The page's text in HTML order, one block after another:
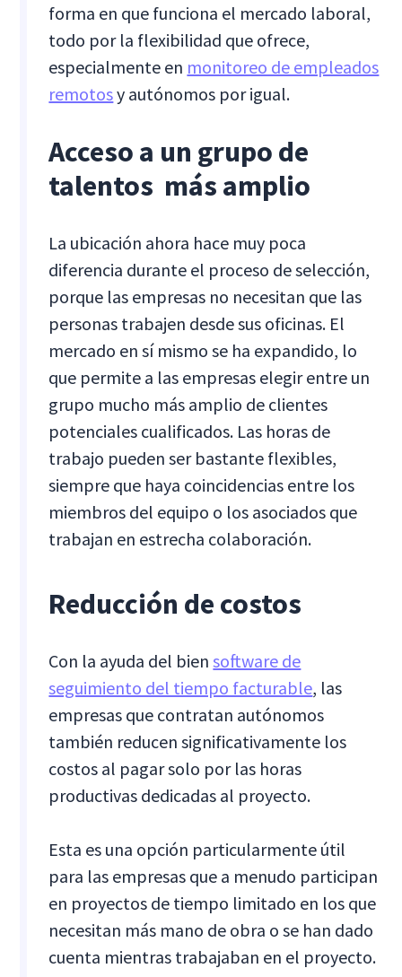
forma en que funciona el mercado laboral,
todo por la flexibilidad que ofrece,
especialmente en monitoreo de empleados
remotosy autónomos por igual.
Acceso a un grupo de
talentos ‍ más amplio
La ubicación ahora hace muy poca
diferencia durante el proceso de selección,
porque las empresas no necesitan que las
personas trabajen desde sus oficinas. El
mercado en sí mismo se ha expandido, lo
que permite a las empresas elegir entre un
grupo mucho más amplio de clientes
potenciales cualificados. Las horas de
trabajo pueden ser bastante flexibles,
siempre que haya coincidencias entre los
miembros del equipo o los asociados que
trabajan en estrecha colaboración.
Reducción de costos
Con la ayuda del biensoftware de
seguimiento del tiempo facturable, las
empresas que contratan autónomos
también reducen significativamente los
costos al pagar solo por las horas
productivas dedicadas al proyecto.
Esta es una opción particularmente útil
para las empresas que a menudo participan
en proyectos de tiempo limitado en los que
necesitan más mano de obra o se han dado
cuenta mientras trabajaban en el proyecto.